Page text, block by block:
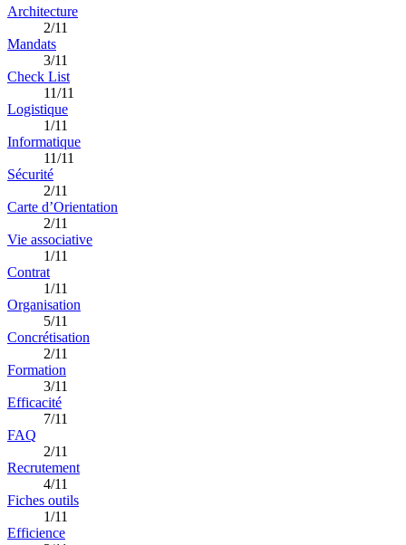
Architecture
2/11
Mandats
3/11
Check List
11/11
Logistique
1/11
Informatique
11/11
Sécurité
2/11
Carte d’Orientation
2/11
Vie associative
1/11
Contrat
1/11
Organisation
5/11
Concrétisation
2/11
Formation
3/11
Efficacité
7/11
FAQ
2/11
Recrutement
4/11
Fiches outils
1/11
Efficience